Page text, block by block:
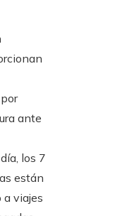
ante
los 7
están
a viajes